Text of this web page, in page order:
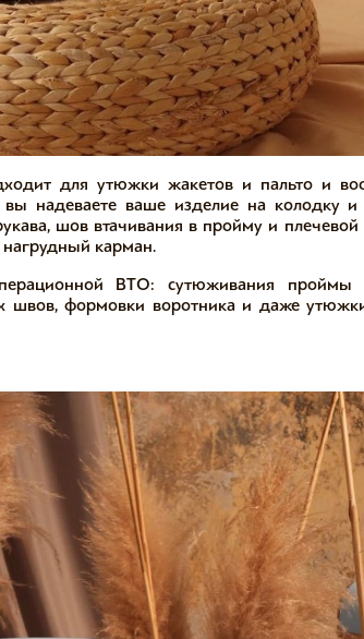
для утюжки жакетов и пальто и
вы надеваете ваше изделие на колодку и
шов втачивания в пройму и
карман.
ВТО: сутюживания
швов, формовки воротника и даже